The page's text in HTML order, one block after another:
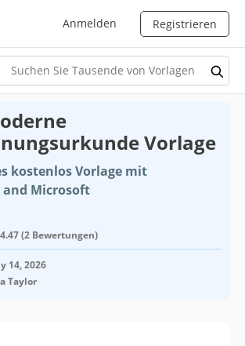
Anmelden Registrieren
Vorlage
kostenlos Vorlage mit
and Microsoft
4.47 (2 Bewertungen)
14, 2026
Taylor